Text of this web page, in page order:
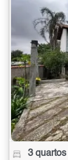
3 quartos